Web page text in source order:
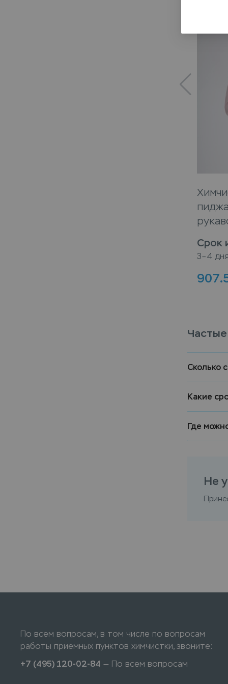
Срок
3–4
Сколько
Какие
Где
Не
По всем вопросам, в том числе по вопросам
работы приемных пунктов химчистки, звоните:
+7 (495) 120-02-84 — По всем вопросам